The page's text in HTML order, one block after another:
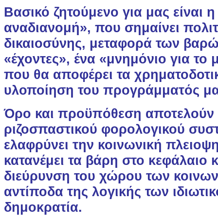
Βασικό ζητούμενο για μας είναι
αναδιανομή», που σημαίνει
δικαιοσύνης, μεταφορά των
«έχοντες», ένα «μνημόνιο για το
που θα αποφέρει τα
υλοποίηση του προγράμματός
Όρο και προϋπόθεση αποτελούν
ριζοσπαστικού φορολογικού
ελαφρύνει την κοινωνική
κατανέμει τα βάρη στο κεφάλαιο
διεύρυνση του χώρου των
αντίποδα της λογικής των
δημοκρατία.